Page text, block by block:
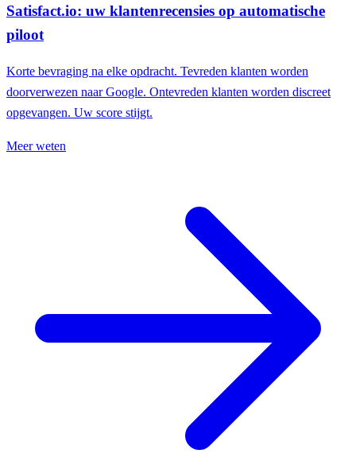
Satisfact.io: uw klantenrecensies op automatische
piloot
Korte bevraging na elke opdracht. Tevreden klanten worden
doorverwezen naar Google. Ontevreden klanten worden discreet
opgevangen. Uw score stijgt.
Meer weten